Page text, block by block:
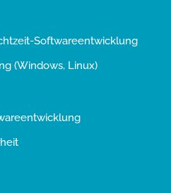
Softwareentwicklung
(Windows, Linux)